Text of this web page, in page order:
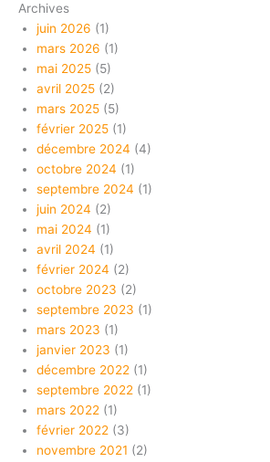
Archives
juin 2026 (1)
mars 2026 (1)
mai 2025 (5)
avril 2025 (2)
mars 2025 (5)
février 2025 (1)
décembre 2024 (4)
octobre 2024 (1)
septembre 2024 (1)
juin 2024 (2)
mai 2024 (1)
avril 2024 (1)
février 2024 (2)
octobre 2023 (2)
septembre 2023 (1)
mars 2023 (1)
janvier 2023 (1)
décembre 2022 (1)
septembre 2022 (1)
mars 2022 (1)
février 2022 (3)
novembre 2021 (2)